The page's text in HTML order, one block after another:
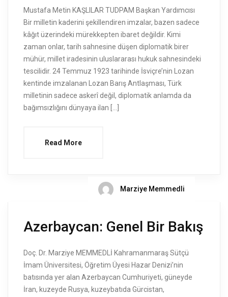
Mustafa Metin KAŞLILAR TUDPAM Başkan Yardımcısı
Bir milletin kaderini şekillendiren imzalar, bazen sadece
kâğıt üzerindeki mürekkepten ibaret değildir. Kimi
zaman onlar, tarih sahnesine düşen diplomatik birer
mühür, millet iradesinin uluslararası hukuk sahnesindeki
tescilidir. 24 Temmuz 1923 tarihinde İsviçre’nin Lozan
kentinde imzalanan Lozan Barış Antlaşması, Türk
milletinin sadece askerî değil, diplomatik anlamda da
bağımsızlığını dünyaya ilan […]
Read More
Marziye Memmedli
Azerbaycan: Genel Bir Bakış
Doç. Dr. Marziye MEMMEDLİ Kahramanmaraş Sütçü
İmam Üniversitesi, Öğretim Üyesi Hazar Denizi’nin
batısında yer alan Azerbaycan Cumhuriyeti, güneyde
İran, kuzeyde Rusya, kuzeybatıda Gürcistan,